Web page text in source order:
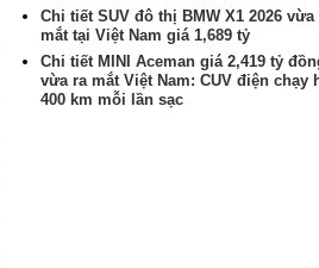
Chi tiết SUV đô thị BMW X1 2026 vừa
mắt tại Việt Nam giá 1,689 tỷ
Chi tiết MINI Aceman giá 2,419 tỷ
vừa ra mắt Việt Nam: CUV điện chạy
400 km mỗi lần sạc